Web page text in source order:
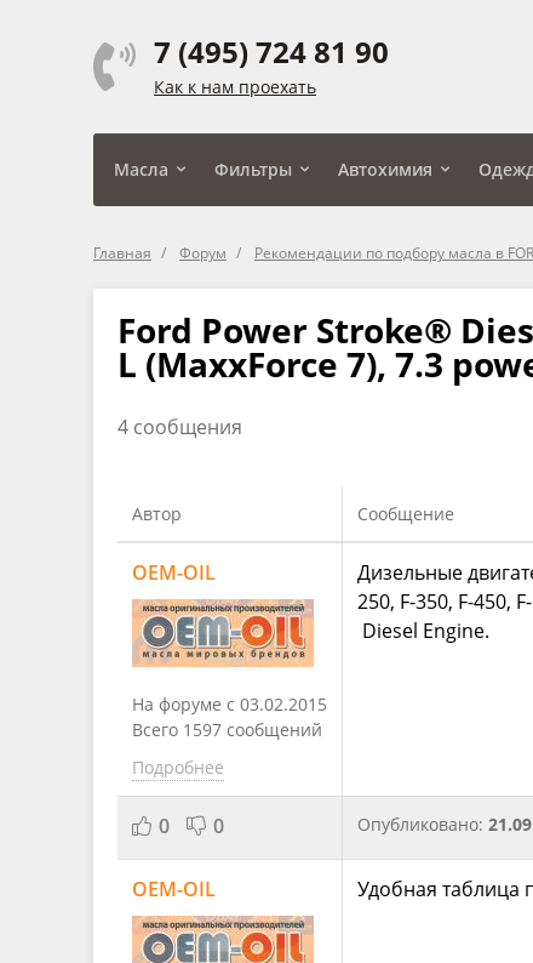
7 (495) 724 81 90
Как к нам проехать
Масла Фильтры Автохимия
Главная Форум Рекомендации по подбору масла в
Ford Power Stroke®
L (MaxxForce 7), 7.3
4 сообщения
Автор Сообщение
OEM-OIL
На форуме с 03.02.2015
Всего 1597 сообщений
Подробнее
Дизельные
250, F-350, F-450,
Diesel Engine.
0 0 Опубликовано:
OEM-OIL Удобная таблица